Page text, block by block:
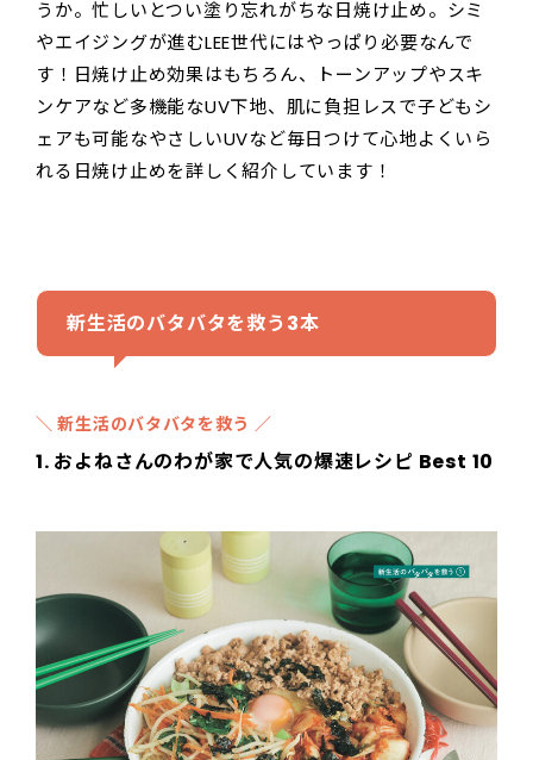
うか。忙しいとつい塗り忘れがちな日焼け止め。シミ
やエイジングが進むLEE世代にはやっぱり必要なんで
す！日焼け止め効果はもちろん、トーンアップやスキ
ンケアなど多機能なUV下地、肌に負担レスで子どもシ
ェアも可能なやさしいUVなど毎日つけて心地よくいら
れる日焼け止めを詳しく紹介しています！
新生活のバタバタを救う3本
＼ 新生活のバタバタを救う ／
1. およねさんのわが家で人気の爆速レシピ Best 10